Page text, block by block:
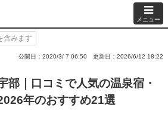
メニュー
含みます
公開日：2020/3/ 7 06:50 更新日：2026/6/12 18:22
部｜口コミで人気の温泉宿・
年のおすすめ21選